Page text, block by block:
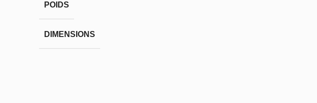
POIDS
DIMENSIONS